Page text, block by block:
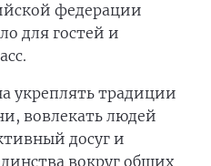
федерации
для гостей и
укреплять традиции
вовлекать людей
досуг и
вокруг общих